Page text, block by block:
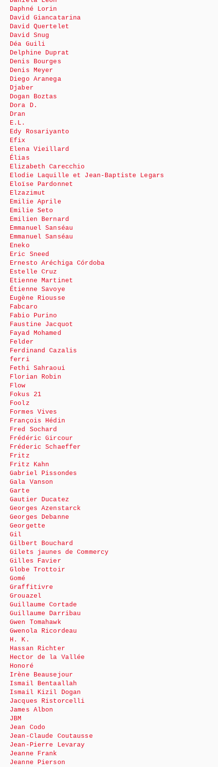
Daphné Lorin
David Giancatarina
David Quertelet
David Snug
Déa Guili
Delphine Duprat
Denis Bourges
Denis Meyer
Diego Aranega
Djaber
Dogan Boztas
Dora D.
Dran
E.L.
Edy Rosariyanto
Efix
Elena Vieillard
Élias
Elizabeth Carecchio
Elodie Laquille et Jean-Baptiste Legars
Eloïse Pardonnet
Elzazimut
Emilie Aprile
Emilie Seto
Emilien Bernard
Emmanuel Sanséau
Emmanuel Sanséau
Eneko
Eric Sneed
Ernesto Aréchiga Córdoba
Estelle Cruz
Etienne Martinet
Étienne Savoye
Eugène Riousse
Fabcaro
Fabio Purino
Faustine Jacquot
Fayad Mohamed
Felder
Ferdinand Cazalis
ferri
Fethi Sahraoui
Florian Robin
Flow
Fokus 21
Foolz
Formes Vives
François Hédin
Fred Sochard
Frédéric Gircour
Fréderic Schaeffer
Fritz
Fritz Kahn
Gabriel Pissondes
Gala Vanson
Garte
Gautier Ducatez
Georges Azenstarck
Georges Debanne
Georgette
Gil
Gilbert Bouchard
Gilets jaunes de Commercy
Gilles Favier
Globe Trottoir
Gomé
Graffitivre
Grouazel
Guillaume Cortade
Guillaume Darribau
Gwen Tomahawk
Gwenola Ricordeau
H. K.
Hassan Richter
Hector de la Vallée
Honoré
Irène Beausejour
Ismail Bentaallah
Ismail Kizil Dogan
Jacques Ristorcelli
James Albon
JBM
Jean Codo
Jean-Claude Coutausse
Jean-Pierre Levaray
Jeanne Frank
Jeanne Pierson